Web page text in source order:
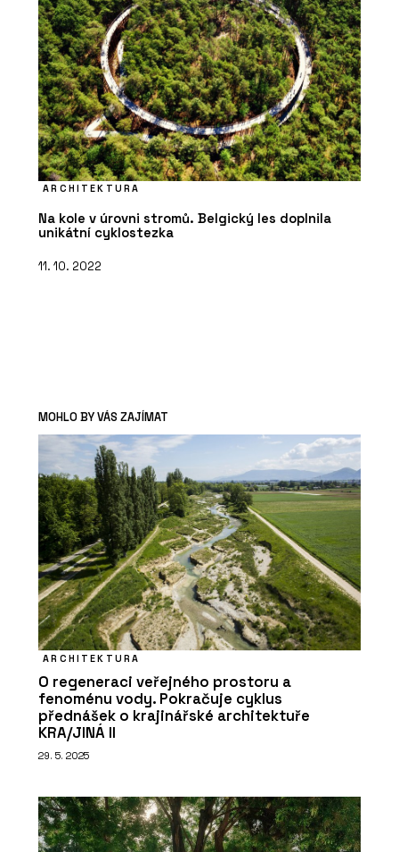
ARCHITEKTURA
Na kole v úrovni stromů. Belgický les doplnila
unikátní cyklostezka
11. 10. 2022
MOHLO BY VÁS ZAJÍMAT
ARCHITEKTURA
O regeneraci veřejného prostoru a
fenoménu vody. Pokračuje cyklus
přednášek o krajinářské architektuře
KRA/JINÁ II
29. 5. 2025